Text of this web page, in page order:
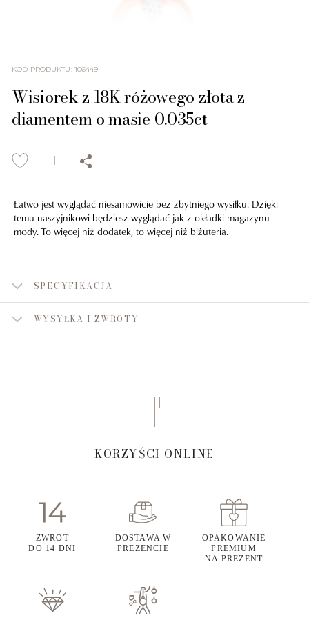
KOD PRODUKTU: 106449
Wisiorek z 18K różowego złota z
diamentem o masie 0.035ct
Łatwo jest wyglądać niesamowicie bez zbytniego wysiłku. Dzięki
temu naszyjnikowi będziesz wyglądać jak z okładki magazynu
mody. To więcej niż dodatek, to więcej niż biżuteria.
SPECYFIKACJA
WYSYŁKA I ZWROTY
KORZYŚCI ONLINE
ZWROT
DO 14 DNI
DOSTAWA W
PREZENCIE
OPAKOWANIE
PREMIUM
NA PREZENT